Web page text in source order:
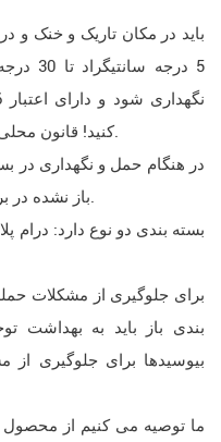
5
کنید! قانون محلی در مورد ذخیره سازی باید دنبال شود.
باز نشده در برابر حمله میکروبی محافظت می شود.
برای جلوگیری از مشکلات
بندی باز باید به بهداشت
بیوسیدها برای جلوگیری از
ما توصیه می کنیم از محصول